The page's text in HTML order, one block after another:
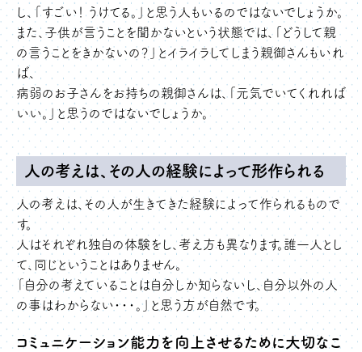
し、「すごい！ うけてる。」と思う人もいるのではないでしょうか。
また、子供が言うことを聞かないという状態では、「どうして親
の言うことをきかないの？」とイライラしてしまう親御さんもいれ
ば、
病弱のお子さんをお持ちの親御さんは、「元気でいてくれれば
いい。」と思うのではないでしょうか。
人の考えは、その人の経験によって形作られる
人の考えは、その人が生きてきた経験によって作られるもので
す。
人はそれぞれ独自の体験をし、考え方も異なります。誰一人とし
て、同じということはありません。
「自分の考えていることは自分しか知らないし、自分以外の人
の事はわからない・・・。」と思う方が自然です。
コミュニケーション能力を向上させるために大切なこ